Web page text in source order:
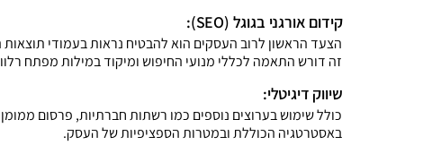
קידום אורגני בגוגל (SEO) :
הצעד הראשון לרוב העסקים הוא להבטיח נראות בעמודי תוצאות
זה דורש התאמה לכללי מנועי החיפוש ומיקוד במילות מפתח
שיווק דיגיטלי:
באסטרטגיה הכוללת ובמטרות הספציפיות של העס​​ק.